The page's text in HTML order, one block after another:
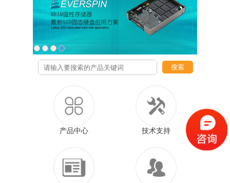
搜索
产品中心 技术支持